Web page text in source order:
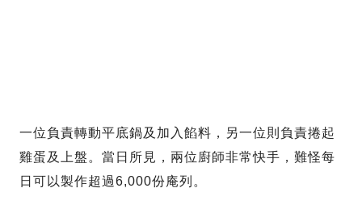
一位負責轉動平底鍋及加入餡料，另一位則負責捲起
雞蛋及上盤。當日所見，兩位廚師非常快手，難怪每
日可以製作超過6,000份庵列。